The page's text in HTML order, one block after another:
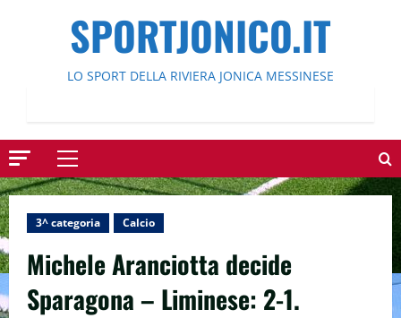
SPORTJONICO.IT
LO SPORT DELLA RIVIERA JONICA MESSINESE
Menu
principale
3^ categoria Calcio
Michele Aranciotta decide
Sparagona – Liminese: 2-1.